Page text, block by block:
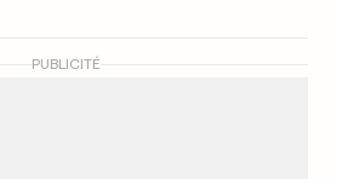
PUBLICITÉ